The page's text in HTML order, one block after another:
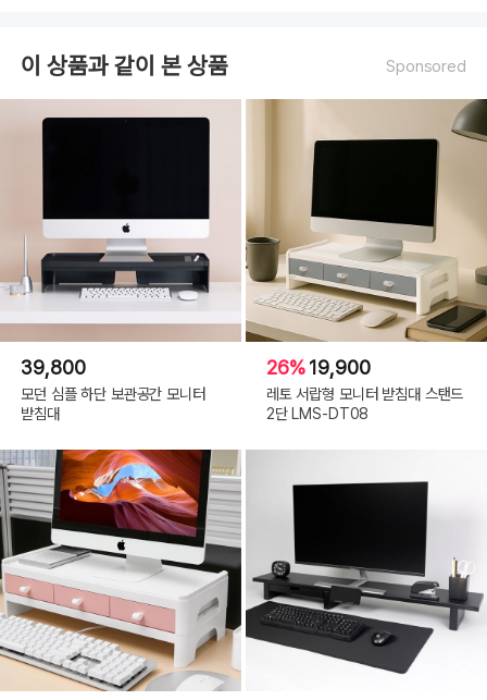
이 상품과 같이 본 상품 Sponsored
39,800
모던 심플 하단 보관공간 모니터
받침대
26%19,900
레토 서랍형 모니터 받침대 스탠드
2단 LMS-DT08